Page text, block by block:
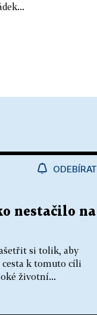
ODEBÍRAT
nestačilo na
si tolik, aby
cesta k tomuto cíli
životní...